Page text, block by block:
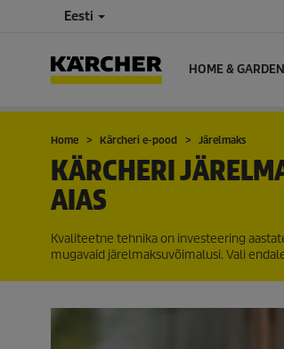
Eesti
HOME & GARDEN
Home Kärcheri e-pood Järelmaks
KÄRCHERI
AIAS
Kvaliteetne tehnika on investeering
mugavaid järelmaksuvõimalusi. Vali